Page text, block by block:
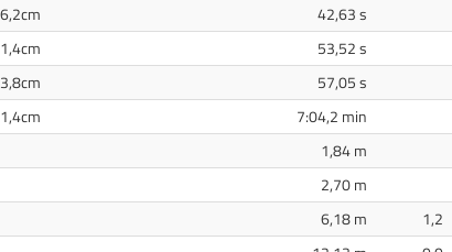
42,63 s
53,52 s
57,05 s
7:04,2 min
1,84 m
2,70 m
6,18 m 1,2